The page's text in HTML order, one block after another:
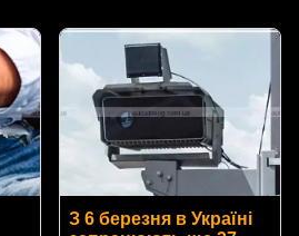
З 6 березня в Україні